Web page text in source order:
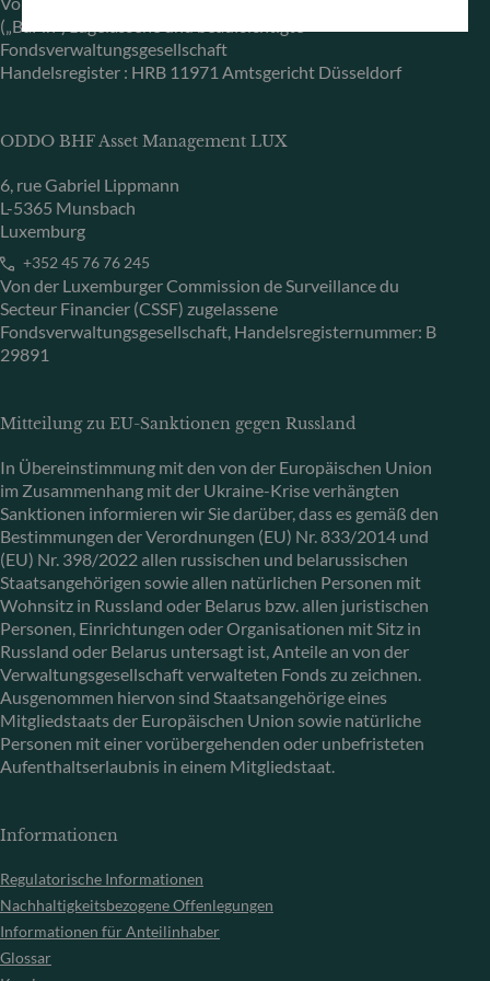
(„BaFin“) zugelassene und beaufsichtigte
Fondsverwaltungsgesellschaft
Handelsregister : HRB 11971 Amtsgericht Düsseldorf
ODDO BHF Asset Management LUX
6, rue Gabriel Lippmann
L-5365 Munsbach
Luxemburg
+352 45 76 76 245
Von der Luxemburger Commission de Surveillance du
Secteur Financier (CSSF) zugelassene
Fondsverwaltungsgesellschaft, Handelsregisternummer: B
29891
Mitteilung zu EU-Sanktionen gegen Russland
In Übereinstimmung mit den von der Europäischen Union
im Zusammenhang mit der Ukraine-Krise verhängten
Sanktionen informieren wir Sie darüber, dass es gemäß den
Bestimmungen der Verordnungen (EU) Nr. 833/2014 und
(EU) Nr. 398/2022 allen russischen und belarussischen
Staatsangehörigen sowie allen natürlichen Personen mit
Wohnsitz in Russland oder Belarus bzw. allen juristischen
Personen, Einrichtungen oder Organisationen mit Sitz in
Russland oder Belarus untersagt ist, Anteile an von der
Verwaltungsgesellschaft verwalteten Fonds zu zeichnen.
Ausgenommen hiervon sind Staatsangehörige eines
Mitgliedstaats der Europäischen Union sowie natürliche
Personen mit einer vorübergehenden oder unbefristeten
Aufenthaltserlaubnis in einem Mitgliedstaat.
Informationen
Regulatorische Informationen
Nachhaltigkeitsbezogene Offenlegungen
Informationen für Anteilinhaber
Glossar